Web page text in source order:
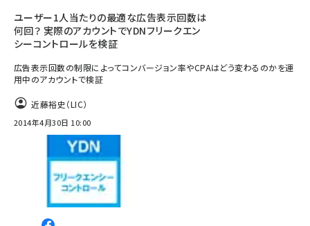
ユーザー1人当たりの最適な広告表示回数は
何回？ 実際のアカウントでYDNフリークエン
シーコントロールを検証
広告表示回数の制限によってコンバージョン率やCPAはどう変わるのかを運
用中のアカウントで検証
近藤裕史（LIC）
2014年4月30日 10:00